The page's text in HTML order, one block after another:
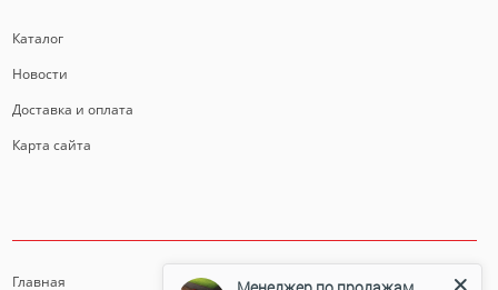
Каталог
Новости
Доставка и оплата
Карта сайта
Главная